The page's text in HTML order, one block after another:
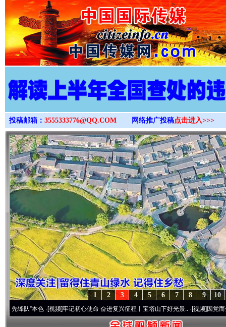
>
投稿邮箱： 3555333776@QQ.COM 网络推广投稿点击进入>>>
10
9
8
7
6
5
4
3
2
1
·[视频]牢记初心使命 奋进复兴征程丨宝塔山下好光景..·[视频]因党而生 为党而战